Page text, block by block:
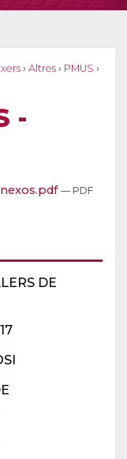
› Altres › PMUS ›
-
DE
— PDF